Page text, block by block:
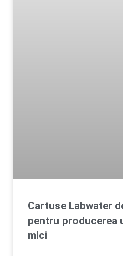
Cartuse Labwater
pentru producerea
mici